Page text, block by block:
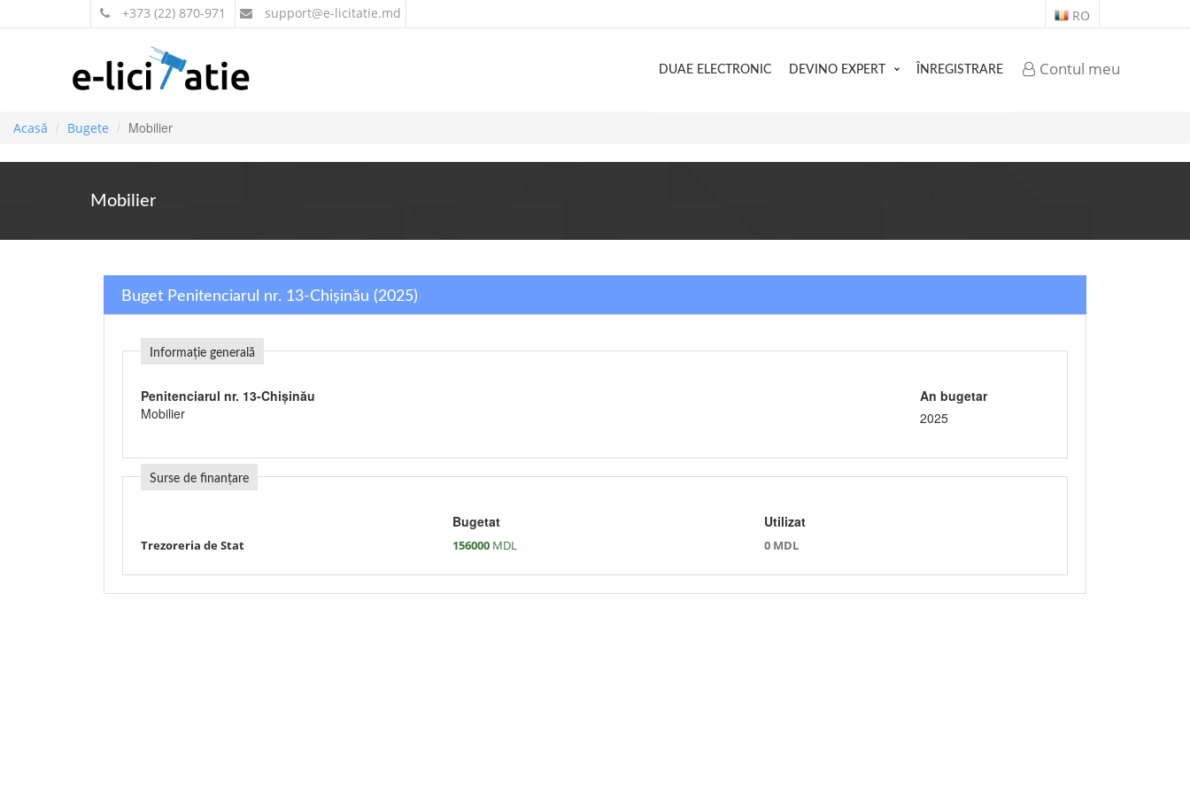
+373 (22) 870-971 support@e-licitatie.md RO
Contul meu
DUAE ELECTRONIC DEVINO EXPERT ÎNREGISTRARE
Acasă Bugete Mobilier
Mobilier
Buget Penitenciarul nr. 13-Chișinău (2025)
Informație generală
Penitenciarul nr. 13-Chișinău
Mobilier
An bugetar
2025
Surse de finanțare
Bugetat Utilizat
Trezoreria de Stat 156000 MDL 0 MDL